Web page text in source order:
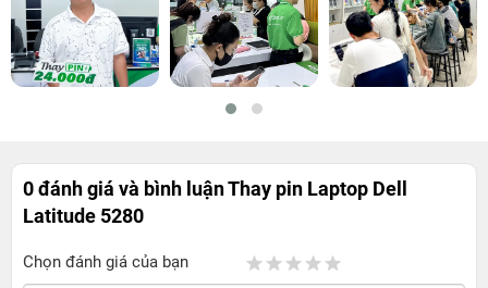
0 đánh giá và bình luậnThay pin Laptop Dell
Latitude 5280
Chọn đánh giá của bạn